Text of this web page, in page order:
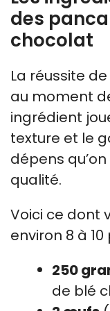
des
chocolat
La réussite
au moment
ingrédient
texture et le
dépens
qualité.
Voici ce dont
environ 8 à
250
de blé